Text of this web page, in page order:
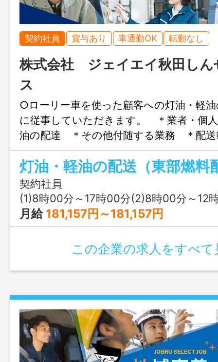
契約社員 賞与あり 車通勤OK 転勤なし
株式会社 ジェイエイ秋田しん
ス
○ローリー車を使った顧客への灯油・軽
に従事していただきます。 ＊業者・個
油の配達 ＊その他付随する業務 ＊配送
市内となります。 「変更の範囲
契約社員
(1)8時00分～17時00分(2)8時00分～12
月給 181,157円～181,157円
この企業の求人をすべて